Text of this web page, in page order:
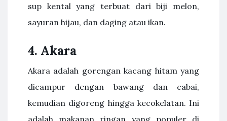
sup kental yang terbuat dari biji melon,
sayuran hijau, dan daging atau ikan.
4. Akara
Akara adalah gorengan kacang hitam yang
dicampur dengan bawang dan cabai,
kemudian digoreng hingga kecokelatan. Ini
adalah makanan ringan yang populer di